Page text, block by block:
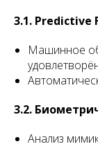
3.1. Predictive
Машинное
3.2.
Анализ